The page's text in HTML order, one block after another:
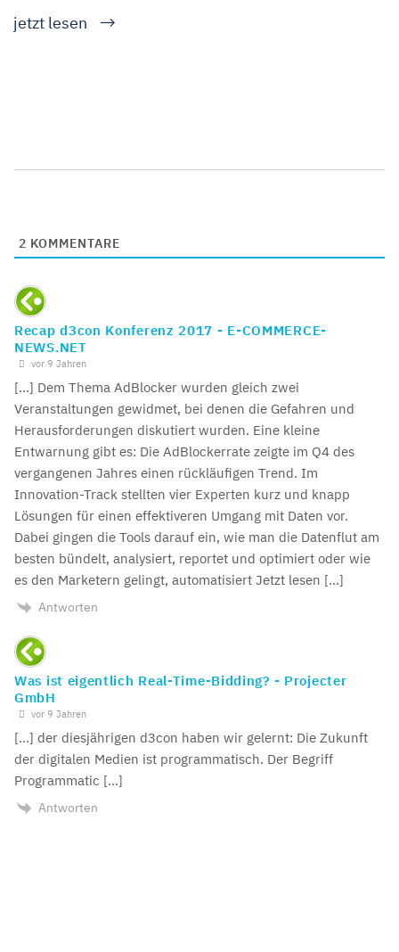
jetzt lesen
2 KOMMENTARE
Recap d3con Konferenz 2017 - E-COMMERCE-
NEWS.NET
vor 9 Jahren
[…] Dem Thema AdBlocker wurden gleich zwei
Veranstaltungen gewidmet, bei denen die Gefahren und
Herausforderungen diskutiert wurden. Eine kleine
Entwarnung gibt es: Die AdBlockerrate zeigte im Q4 des
vergangenen Jahres einen rückläufigen Trend. Im
Innovation-Track stellten vier Experten kurz und knapp
Lösungen für einen effektiveren Umgang mit Daten vor.
Dabei gingen die Tools darauf ein, wie man die Datenflut am
besten bündelt, analysiert, reportet und optimiert oder wie
es den Marketern gelingt, automatisiert Jetzt lesen […]
Antworten
Was ist eigentlich Real-Time-Bidding? - Projecter
GmbH
vor 9 Jahren
[…] der diesjährigen d3con haben wir gelernt: Die Zukunft
der digitalen Medien ist programmatisch. Der Begriff
Programmatic […]
Antworten